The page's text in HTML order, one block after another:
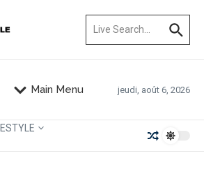
Main Menu jeudi, août 6, 2026